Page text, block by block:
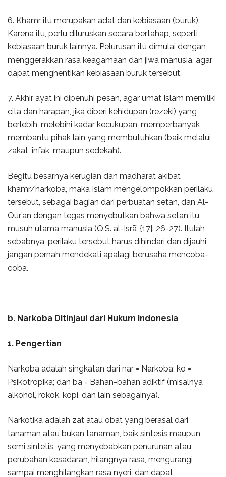
6. Khamr itu merupakan adat dan kebiasaan (buruk).
Karena itu, perlu diluruskan secara bertahap, seperti
kebiasaan buruk lainnya. Pelurusan itu dimulai dengan
menggerakkan rasa keagamaan dan jiwa manusia, agar
dapat menghentikan kebiasaan buruk tersebut.
7. Akhir ayat ini dipenuhi pesan, agar umat Islam memiliki
cita dan harapan, jika diberi kehidupan (rezeki) yang
berlebih, melebihi kadar kecukupan, memperbanyak
membantu pihak lain yang membutuhkan (baik melalui
zakat, infak, maupun sedekah).
Begitu besarnya kerugian dan madharat akibat
khamr/narkoba, maka Islam mengelompokkan perilaku
tersebut, sebagai bagian dari perbuatan setan, dan Al-
Qur’an dengan tegas menyebutkan bahwa setan itu
musuh utama manusia (Q.S. al-Isrā’ {17}: 26-27). Itulah
sebabnya, perilaku tersebut harus dihindari dan dijauhi,
jangan pernah mendekati apalagi berusaha mencoba-
coba.
b. Narkoba Ditinjaui dari Hukum Indonesia
1. Pengertian
Narkoba adalah singkatan dari nar = Narkoba; ko =
Psikotropika; dan ba = Bahan-bahan adiktif (misalnya
alkohol, rokok, kopi, dan lain sebagainya).
Narkotika adalah zat atau obat yang berasal dari
tanaman atau bukan tanaman, baik sintesis maupun
semi sintetis, yang menyebabkan penurunan atau
perubahan kesadaran, hilangnya rasa, mengurangi
sampai menghilangkan rasa nyeri, dan dapat